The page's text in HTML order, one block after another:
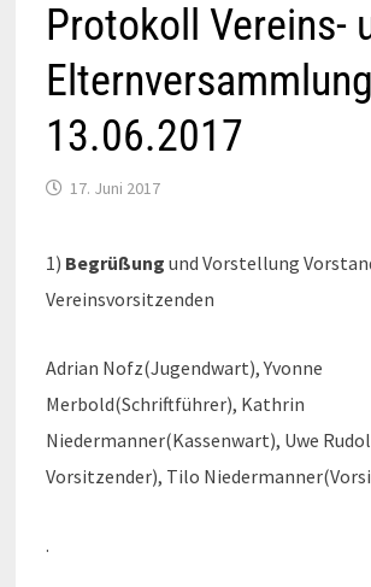
Protokoll Vereins-
Elternversammlung
13.06.2017
17. Juni 2017
1) Begrüßung und Vorstellung
Vereinsvorsitzenden
Adrian Nofz(Jugendwart), Yvonne
Merbold(Schriftführer), Kathrin
Niedermanner(Kassenwart), Uwe
Vorsitzender), Tilo
.